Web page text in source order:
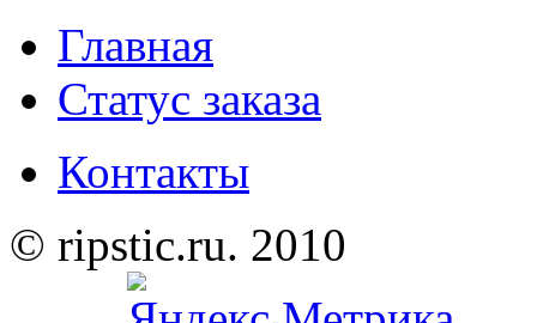
Главная
Статус заказа
Контакты
© ripstic.ru. 2010